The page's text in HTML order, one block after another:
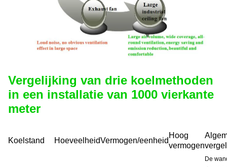
Vergelijking van drie koelmethoden
in een installatie van 1000 vierkante
meter
Koelstand HoeveelheidVermogen/eenheid
Hoog
vermogen
De